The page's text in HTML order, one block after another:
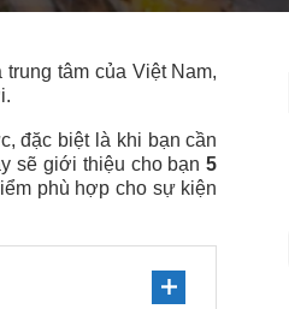
tâm của Việt Nam,
đặc biệt là khi bạn cần
sẽ giới thiệu cho bạn5
phù hợp cho sự kiện